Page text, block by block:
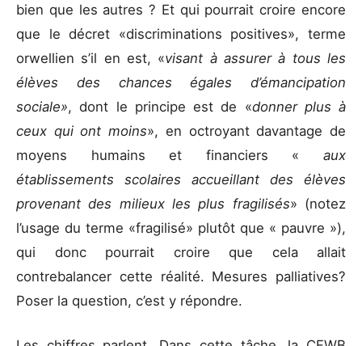
bien que les autres ? Et qui pourrait croire encore
que le décret «discriminations positives», terme
orwellien s’il en est, «visant à assurer à tous les
élèves des chances égales d’émancipation
sociale», dont le principe est de «donner plus à
ceux qui ont moins», en octroyant davantage de
moyens humains et financiers « aux
établissements scolaires accueillant des élèves
provenant des milieux les plus fragilisés» (notez
l’usage du terme «fragilisé» plutôt que « pauvre »),
qui donc pourrait croire que cela allait
contrebalancer cette réalité. Mesures palliatives?
Poser la question, c’est y répondre.